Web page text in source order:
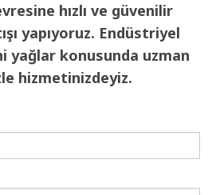
hızlı ve güvenilir
yapıyoruz. Endüstriyel
yağlar konusunda uzman
hizmetinizdeyiz.